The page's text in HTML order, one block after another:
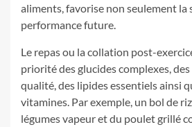
aliments, favorise non seulement la
performance future.
Le repas ou la collation post-
priorité des glucides complexes,
qualité, des lipides essentiels ainsi
vitamines. Par exemple, un bol de
légumes vapeur et du poulet grillé